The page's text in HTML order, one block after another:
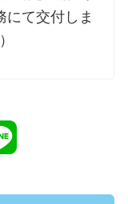
にて交付しま